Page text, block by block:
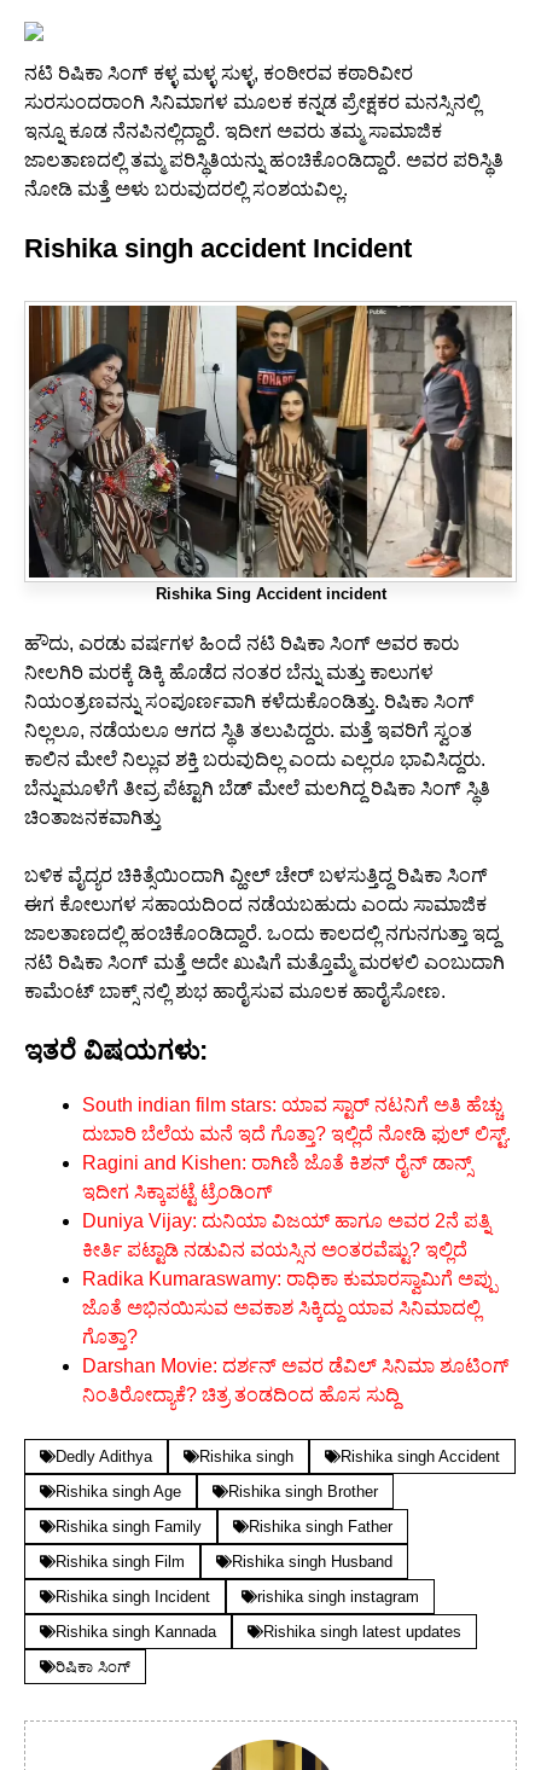
ನಟಿ ರಿಷಿಕಾ ಸಿಂಗ್ ಕಳ್ಳ ಮಳ್ಳ ಸುಳ್ಳ, ಕಂಠೀರವ ಕಠಾರಿವೀರ
ಸುರಸುಂದರಾಂಗಿ ಸಿನಿಮಾಗಳ ಮೂಲಕ ಕನ್ನಡ ಪ್ರೇಕ್ಷಕರ ಮನಸ್ಸಿನಲ್ಲಿ
ಇನ್ನೂ ಕೂಡ ನೆನಪಿನಲ್ಲಿದ್ದಾರೆ. ಇದೀಗ ಅವರು ತಮ್ಮ ಸಾಮಾಜಿಕ
ಜಾಲತಾಣದಲ್ಲಿ ತಮ್ಮ ಪರಿಸ್ಥಿತಿಯನ್ನು ಹಂಚಿಕೊಂಡಿದ್ದಾರೆ. ಅವರ ಪರಿಸ್ಥಿತಿ
ನೋಡಿ ಮತ್ತೆ ಅಳು ಬರುವುದರಲ್ಲಿ ಸಂಶಯವಿಲ್ಲ.
Rishika singh accident Incident
Rishika Sing Accident incident
ಹೌದು, ಎರಡು ವರ್ಷಗಳ ಹಿಂದೆ ನಟಿ ರಿಷಿಕಾ ಸಿಂಗ್ ಅವರ ಕಾರು
ನೀಲಗಿರಿ ಮರಕ್ಕೆ ಡಿಕ್ಕಿ ಹೊಡೆದ ನಂತರ ಬೆನ್ನು ಮತ್ತು ಕಾಲುಗಳ
ನಿಯಂತ್ರಣವನ್ನು ಸಂಪೂರ್ಣವಾಗಿ ಕಳೆದುಕೊಂಡಿತ್ತು. ರಿಷಿಕಾ ಸಿಂಗ್
ನಿಲ್ಲಲೂ, ನಡೆಯಲೂ ಆಗದ ಸ್ಥಿತಿ ತಲುಪಿದ್ದರು. ಮತ್ತೆ ಇವರಿಗೆ ಸ್ವಂತ
ಕಾಲಿನ ಮೇಲೆ ನಿಲ್ಲುವ ಶಕ್ತಿ ಬರುವುದಿಲ್ಲ ಎಂದು ಎಲ್ಲರೂ ಭಾವಿಸಿದ್ದರು.
ಬೆನ್ನುಮೂಳೆಗೆ ತೀವ್ರ ಪೆಟ್ಟಾಗಿ ಬೆಡ್ ಮೇಲೆ ಮಲಗಿದ್ದ ರಿಷಿಕಾ ಸಿಂಗ್ ಸ್ಥಿತಿ
ಚಿಂತಾಜನಕವಾಗಿತ್ತು
ಬಳಿಕ ವೈದ್ಯರ ಚಿಕಿತ್ಸೆಯಿಂದಾಗಿ ವ್ಹೀಲ್ ಚೇರ್ ಬಳಸುತ್ತಿದ್ದ ರಿಷಿಕಾ ಸಿಂಗ್
ಈಗ ಕೋಲುಗಳ ಸಹಾಯದಿಂದ ನಡೆಯಬಹುದು ಎಂದು ಸಾಮಾಜಿಕ
ಜಾಲತಾಣದಲ್ಲಿ ಹಂಚಿಕೊಂಡಿದ್ದಾರೆ. ಒಂದು ಕಾಲದಲ್ಲಿ ನಗುನಗುತ್ತಾ ಇದ್ದ
ನಟಿ ರಿಷಿಕಾ ಸಿಂಗ್ ಮತ್ತೆ ಅದೇ ಖುಷಿಗೆ ಮತ್ತೊಮ್ಮೆ ಮರಳಲಿ ಎಂಬುದಾಗಿ
ಕಾಮೆಂಟ್ ಬಾಕ್ಸ್ ನಲ್ಲಿ ಶುಭ ಹಾರೈಸುವ ಮೂಲಕ ಹಾರೈಸೋಣ.
ಇತರೆ ವಿಷಯಗಳು:
South indian film stars: ಯಾವ ಸ್ಟಾರ್ ನಟನಿಗೆ ಅತಿ ಹೆಚ್ಚು
ದುಬಾರಿ ಬೆಲೆಯ ಮನೆ ಇದೆ ಗೊತ್ತಾ? ಇಲ್ಲಿದೆ ನೋಡಿ ಫುಲ್ ಲಿಸ್ಟ್.
Ragini and Kishen: ರಾಗಿಣಿ ಜೊತೆ ಕಿಶನ್ ರೈನ್ ಡಾನ್ಸ್
ಇದೀಗ ಸಿಕ್ಕಾಪಟ್ಟೆ ಟ್ರೆಂಡಿಂಗ್
Duniya Vijay: ದುನಿಯಾ ವಿಜಯ್ ಹಾಗೂ ಅವರ 2ನೆ ಪತ್ನಿ
ಕೀರ್ತಿ ಪಟ್ಟಾಡಿ ನಡುವಿನ ವಯಸ್ಸಿನ ಅಂತರವೆಷ್ಟು? ಇಲ್ಲಿದೆ
Radika Kumaraswamy: ರಾಧಿಕಾ ಕುಮಾರಸ್ವಾಮಿಗೆ ಅಪ್ಪು
ಜೊತೆ ಅಭಿನಯಿಸುವ ಅವಕಾಶ ಸಿಕ್ಕಿದ್ದು ಯಾವ ಸಿನಿಮಾದಲ್ಲಿ
ಗೊತ್ತಾ?
Darshan Movie: ದರ್ಶನ್ ಅವರ ಡೆವಿಲ್ ಸಿನಿಮಾ ಶೂಟಿಂಗ್
ನಿಂತಿರೋದ್ಯಾಕೆ? ಚಿತ್ರ ತಂಡದಿಂದ ಹೊಸ ಸುದ್ದಿ
Dedly Adithya Rishika singh
Rishika singh Accident
Rishika singh Age
Rishika singh Brother
Rishika singh Family
Rishika singh Father
Rishika singh Film
Rishika singh Husband
Rishika singh Incident
rishika singh instagram
Rishika singh Kannada
Rishika singh latest updates
ರಿಷಿಕಾ ಸಿಂಗ್